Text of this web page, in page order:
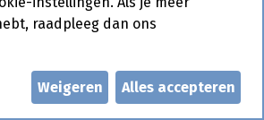
+ 25
raadpleeg dan ons
Weigeren Alles accepteren